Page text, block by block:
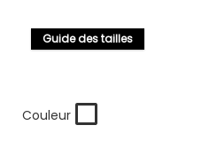
Guide des tailles
Couleur